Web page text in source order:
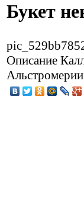
Букет
Описание